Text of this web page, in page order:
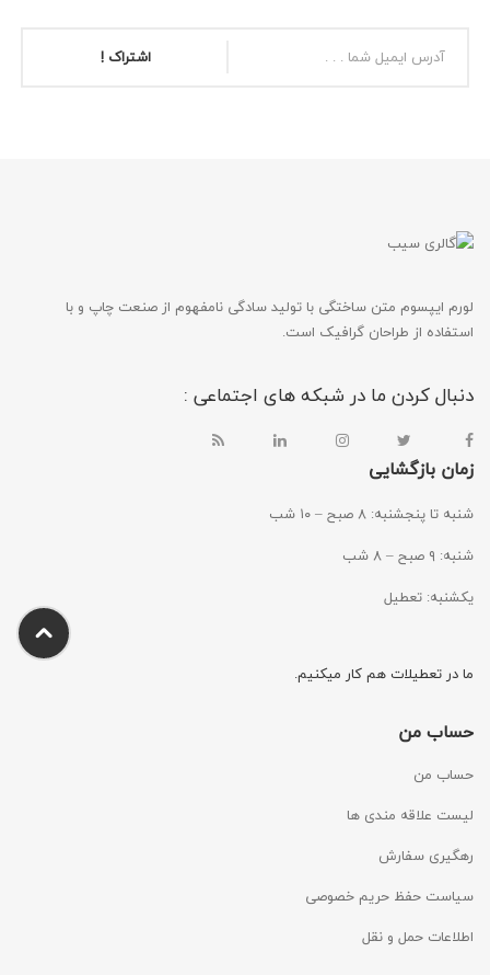
اشتراک !
لورم ایپسوم متن ساختگی با تولید سادگی نامفهوم از صنعت چاپ و با
استفاده از طراحان گرافیک است.
دنبال کردن ما در شبکه های اجتماعی :
زمان بازگشایی
شنبه تا پنجشنبه: ۸ صبح – ۱۰ شب
شنبه: ۹ صبح – ۸ شب
یکشنبه: تعطیل
ما در تعطیلات هم کار میکنیم.
حساب من
حساب من
لیست علاقه مندی ها
رهگیری سفارش
سیاست حفظ حریم خصوصی
اطلاعات حمل و نقل